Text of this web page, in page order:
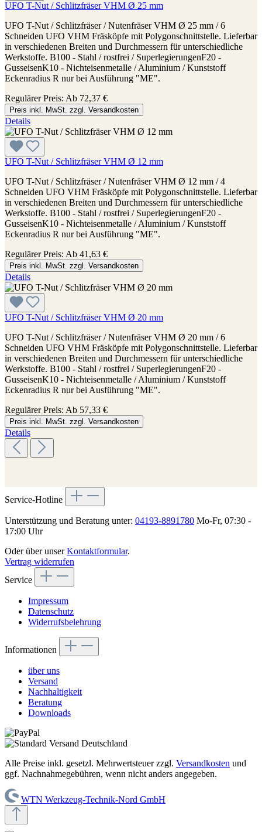
UFO T-Nut / Schlitzfräser VHM Ø 25 mm
UFO T-Nut / Schlitzfräser / Nutenfräser VHM Ø 25 mm / 6
Schneiden UFO VHM Fräsköpfe mit Polygonschnittstelle. Lieferbar
in verschiedenen Breiten und Durchmessern für unterschiedliche
Werkstoffe. B100 - Stahl / rostfrei / SuperlegierungenF20 -
GusseisenK10 - Nichteisenmetalle / Aluminium / Kunststoff
Eckenradius R nur bei Ausführung "ME".
Regulärer Preis: Ab 72,37 €
Preis inkl. MwSt. zzgl. Versandkosten
Details
UFO T-Nut / Schlitzfräser VHM Ø 12 mm
UFO T-Nut / Schlitzfräser / Nutenfräser VHM Ø 12 mm / 4
Schneiden UFO VHM Fräsköpfe mit Polygonschnittstelle. Lieferbar
in verschiedenen Breiten und Durchmessern für unterschiedliche
Werkstoffe. B100 - Stahl / rostfrei / SuperlegierungenF20 -
GusseisenK10 - Nichteisenmetalle / Aluminium / Kunststoff
Eckenradius R nur bei Ausführung "ME".
Regulärer Preis: Ab 41,63 €
Preis inkl. MwSt. zzgl. Versandkosten
Details
UFO T-Nut / Schlitzfräser VHM Ø 20 mm
UFO T-Nut / Schlitzfräser / Nutenfräser VHM Ø 20 mm / 6
Schneiden UFO VHM Fräsköpfe mit Polygonschnittstelle. Lieferbar
in verschiedenen Breiten und Durchmessern für unterschiedliche
Werkstoffe. B100 - Stahl / rostfrei / SuperlegierungenF20 -
GusseisenK10 - Nichteisenmetalle / Aluminium / Kunststoff
Eckenradius R nur bei Ausführung "ME".
Regulärer Preis: Ab 57,33 €
Preis inkl. MwSt. zzgl. Versandkosten
Details
Service-Hotline
Unterstützung und Beratung unter: 04193-8891780 Mo-Fr, 07:30 -
17:00 Uhr
Oder über unserKontaktformular.
Vertrag widerrufen
Service
Impressum
Datenschutz
Widerrufsbelehrung
Informationen
über uns
Versand
Nachhaltigkeit
Beratung
Downloads
Alle Preise inkl. gesetzl. Mehrwertsteuer zzgl. Versandkosten und
ggf. Nachnahmegebühren, wenn nicht anders angegeben.
WTN Werkzeug-Technik-Nord GmbH